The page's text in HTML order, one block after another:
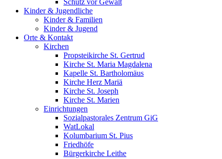
Schutz vor Gewalt
Kinder & Jugendliche
Kinder & Familien
Kinder & Jugend
Orte & Kontakt
Kirchen
Propsteikirche St. Gertrud
Kirche St. Maria Magdalena
Kapelle St. Bartholomäus
Kirche Herz Mariä
Kirche St. Joseph
Kirche St. Marien
Einrichtungen
Sozialpastorales Zentrum GiG
WatLokal
Kolumbarium St. Pius
Friedhöfe
Bürgerkirche Leithe